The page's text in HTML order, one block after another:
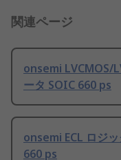
関連ページ
onsemi LVCMOS/
ータ SOIC 660 ps
onsemi ECL ロジ
660 ps